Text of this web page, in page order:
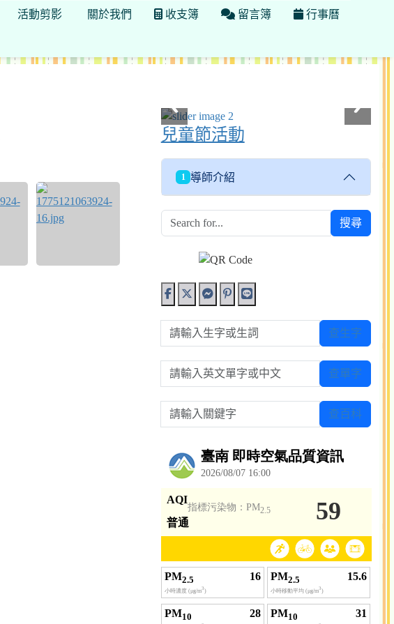
活動剪影 關於我們 收支簿 留言簿 行事曆
Over View
兒童節活動
1 導師介紹
搜尋
請輸入生字或生詞 查生字
請輸入英文單字或中文 查單字
請輸入關鍵字 查百科